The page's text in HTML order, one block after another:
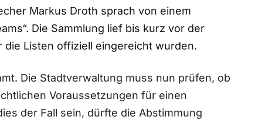
Markus Droth sprach von einem
Die Sammlung lief bis kurz vor der
die Listen offiziell eingereicht wurden.
Die Stadtverwaltung muss nun prüfen, ob
Voraussetzungen für einen
der Fall sein, dürfte die Abstimmung